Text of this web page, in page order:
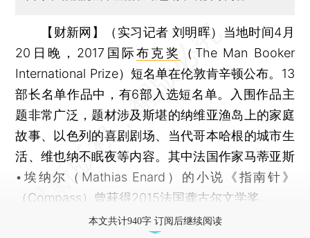
【财新网】（实习记者 刘明晖） 当地时间4月
20日晚，2017国际布克奖
（The Man Booker
International Prize）短名单在伦敦肯辛顿公布。13
部长名单作品中，有6部入选短名单。入围作品主
题非常广泛，题材涉及斯堪的纳维亚渔岛上的家庭
故事、以色列的喜剧剧场、当代哥本哈根的城市生
活、维也纳不眠夜等内容。其中法国作家马蒂亚斯
•埃纳尔（Mathias Enard）的小说《指南针》
（Compass）曾获得2015法国龚古尔文学奖。
本文共计940字 订阅后继续阅读